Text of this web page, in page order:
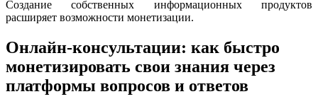
Создание собственных информационных продуктов
расширяет возможности монетизации.
Онлайн-консультации: как быстро
монетизировать свои знания через
платформы вопросов и ответов